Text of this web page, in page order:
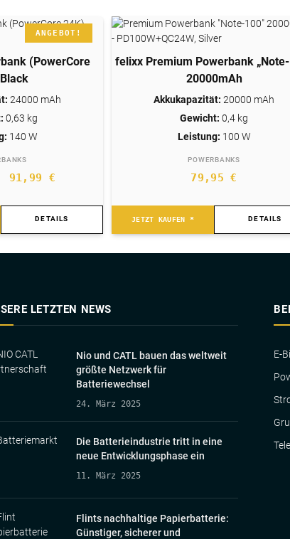
ANGEBOT!
*
(PowerCore
24000 mAh
0,63 kg
140 W
Ursprünglicher
war:
109,99 €
91,99 €Aktueller
ist:
91,99 €.
DETAILS
JETZT KAUFEN *
felixx Premium Powerbank
20000mAh
Akkukapazität: 20000 mAh
Gewicht: 0,4 kg
Leistung: 100 W
POWERBANKS
79,95€
JETZT KAUFEN * DETAILS
LETZTEN NEWS
Nio und CATL bauen das weltweit
größte Netzwerk für
Batteriewechsel
24. März 2025
Die Batterieindustrie tritt in eine
neue Entwicklungsphase ein
11. März 2025
Flints nachhaltige Papierbatterie:
Günstiger, sicherer und
E-